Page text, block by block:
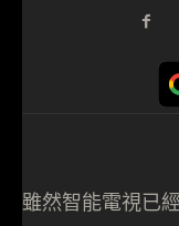
雖然智能電視已